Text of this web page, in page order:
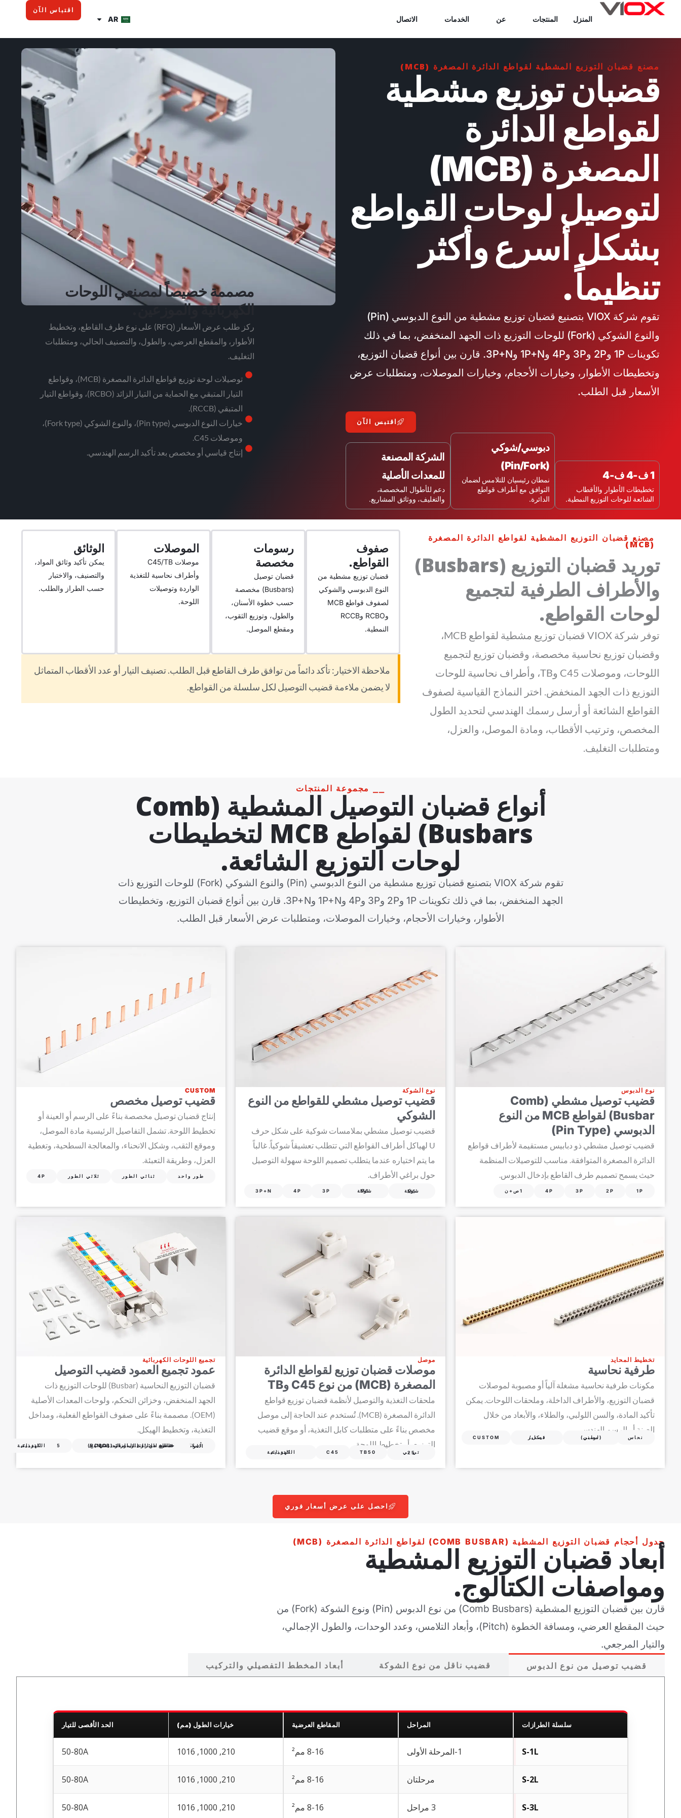
تخطي
المحتوى
المنزل المنتجات عن الخدمات الاتصال AR
اقتباس الآن
مصنع قضبان التوزيع المشطية لقواطع الدائرة المصغرة (MCB)
قضبان توزيع مشطية
لقواطع الدائرة
المصغرة (MCB)
لتوصيل لوحات القواطع
بشكل أسرع وأكثر
تنظيماً.
تقوم شركة VIOX بتصنيع قضبان توزيع مشطية من النوع الدبوسي (Pin)
والنوع الشوكي (Fork) للوحات التوزيع ذات الجهد المنخفض، بما في ذلك
تكوينات 1P و2P و3P و4P و1P+N و3P+N. قارن بين أنواع قضبان التوزيع،
وتخطيطات الأطوار، وخيارات الأحجام، وخيارات الموصلات، ومتطلبات عرض
الأسعار قبل الطلب.
اقتبس الآن
1 ف-4 ف-4
تخطيطات الأطوار والأقطاب
الشائعة للوحات التوزيع النمطية.
دبوسي/شوكي
(Pin/Fork)
نمطان رئيسيان للتلامس لضمان
التوافق مع أطراف قواطع
الدائرة.
الشركة المصنعة
للمعدات الأصلية
دعم للأطوال المخصصة،
والتغليف، ووثائق المشاريع.
مصممة خصيصاً لمصنعي اللوحات
الكهربائية والموزعين.
ركز طلب عرض الأسعار (RFQ) على نوع طرف القاطع، وتخطيط
الأطوار، والمقطع العرضي، والطول، والتصنيف الحالي، ومتطلبات
التغليف.
توصيلات لوحة توزيع قواطع الدائرة المصغرة (MCB)، وقواطع
التيار المتبقي مع الحماية من التيار الزائد (RCBO)، وقواطع التيار
المتبقي (RCCB).
خيارات النوع الدبوسي (Pin type)، والنوع الشوكي (Fork type)،
وموصلات C45.
إنتاج قياسي أو مخصص بعد تأكيد الرسم الهندسي.
مصنع قضبان التوزيع المشطية لقواطع الدائرة المصغرة
(MCB)
توريد قضبان التوزيع (Busbars)
والأطراف الطرفية لتجميع
لوحات القواطع.
توفر شركة VIOX قضبان توزيع مشطية لقواطع MCB،
وقضبان توزيع نحاسية مخصصة، وقضبان توزيع لتجميع
اللوحات، وموصلات C45 وTB، وأطراف نحاسية للوحات
التوزيع ذات الجهد المنخفض. اختر النماذج القياسية لصفوف
القواطع الشائعة أو أرسل رسمك الهندسي لتحديد الطول
المخصص، وترتيب الأقطاب، ومادة الموصل، والعزل،
ومتطلبات التغليف.
صفوف
القواطع.
قضبان توزيع مشطية من
النوع الدبوسي والشوكي
لصفوف قواطع MCB
وRCBO وRCCB
النمطية.
رسومات
مخصصة
قضبان توصيل
(Busbars) مخصصة
حسب خطوة الأسنان،
والطول، وتوزيع الثقوب،
ومقطع الموصل.
الموصلات
موصلات C45/TB
وأطراف نحاسية للتغذية
الواردة وتوصيلات
اللوحة.
الوثائق
يمكن تأكيد وثائق المواد،
والتصنيف، والاختبار
حسب الطراز والطلب.
ملاحظة الاختيار: تأكد دائماً من توافق طرف القاطع قبل الطلب. تصنيف التيار أو عدد الأقطاب المتماثل
لا يضمن ملاءمة قضيب التوصيل لكل سلسلة من القواطع.
⎯⎯ مجموعة المنتجات أنواع قضبان التوصيل المشطية (Comb
Busbars) لقواطع MCB لتخطيطات
لوحات التوزيع الشائعة.
تقوم شركة VIOX بتصنيع قضبان توزيع مشطية من النوع الدبوسي (Pin) والنوع الشوكي (Fork) للوحات التوزيع ذات
الجهد المنخفض، بما في ذلك تكوينات 1P و2P و3P و4P و1P+N و3P+N. قارن بين أنواع قضبان التوزيع، وتخطيطات
الأطوار، وخيارات الأحجام، وخيارات الموصلات، ومتطلبات عرض الأسعار قبل الطلب.
نوع الدبوس
قضيب توصيل مشطي (Comb
Busbar) لقواطع MCB من النوع
الدبوسي (Pin Type)
قضيب توصيل مشطي ذو دبابيس مستقيمة لأطراف قواطع
الدائرة المصغرة المتوافقة. مناسب للتوصيلات المنظمة
حيث يسمح تصميم طرف القاطع بإدخال الدبوس.
1P
2P
3P
4P 1ص+ن
نوع الشوكة
قضيب توصيل مشطي للقواطع من النوع
الشوكي
قضيب توصيل مشطي بملامسات شوكية على شكل حرف
U لهياكل أطراف القواطع التي تتطلب تعشيقاً شوكياً. غالباً
ما يتم اختياره عندما يتطلب تصميم اللوحة سهولة التوصيل
حول براغي الأطراف.
شوكة M5 شوكة M6 3P
4P
3P+N
CUSTOM
قضيب توصيل مخصص
إنتاج قضبان توصيل مخصصة بناءً على الرسم أو العينة أو
تخطيط اللوحة. تشمل التفاصيل الرئيسية مادة الموصل،
وموقع الثقب، وشكل الانحناء، والمعالجة السطحية، وتغطية
العزل، وطريقة التعبئة.
طور واحد ثنائي الطور ثلاثي الطور 4P
تخطيط المحايد
طرفية نحاسية
مكونات طرفية نحاسية مشغلة آلياً أو مصبوبة لموصلات
قضبان التوزيع، والأطراف الداخلة، وملحقات اللوحات. يمكن
تأكيد المادة، والسن اللولبي، والطلاء، والأبعاد من خلال
العينة أو الرسم الهندسي.
نحاس مسنن (لولبي) نيكل/قصدير CUSTOM
موصل
موصلات قضبان توزيع لقواطع الدائرة
المصغرة (MCB) من نوع C45 وTB
ملحقات التغذية والتوصيل لأنظمة قضبان توزيع قواطع
الدائرة المصغرة (MCB). تُستخدم عند الحاجة إلى موصل
مخصص بناءً على متطلبات كابل التغذية، أو موقع قضيب
التوزيع، أو تخطيط اللوحة.
تي بي 25 TB50
C45 التغذية الكهربائية
تجميع اللوحات الكهربائية
عمود تجميع العمود قضيب التوصيل
قضبان التوزيع النحاسية (Busbar) للوحات التوزيع ذات
الجهد المنخفض، وخزائن التحكم، ولوحات المعدات الأصلية
(OEM). مصممة بناءً على صفوف القواطع الفعلية، ومداخل
التغذية، وتخطيط الهيكل.
أسلاك اللوحة قاطع الدائرة المصغر (MCB) / قاطع دائرة التيار المتبقي مع حماية من التيار الزائد (RCBO) C45 التغذية الكهربائية
احصل على عرض أسعار فوري
جدول أحجام قضبان التوزيع المشطية (COMB BUSBAR) لقواطع الدائرة المصغرة (MCB)
أبعاد قضبان التوزيع المشطية
ومواصفات الكتالوج.
قارن بين قضبان التوزيع المشطية (Comb Busbars) من نوع الدبوس (Pin) ونوع الشوكة (Fork) من
حيث المقطع العرضي، ومسافة الخطوة (Pitch)، وأبعاد التلامس، وعدد الوحدات، والطول الإجمالي،
والتيار المرجعي.
قضيب توصيل من نوع الدبوس قضيب ناقل من نوع الشوكة أبعاد المخطط التفصيلي والتركيب
سلسلة الطرازات المراحل المقاطع العرضية خيارات الطول (مم) الحد الأقصى للتيار
S-1L 1-المرحلة الأولى 8-16 مم² 210, 1000, 1016
50-80A
S-2L مرحلتان 8-16 مم² 210, 1000, 1016
50-80A
S-3L 3 مراحل 8-16 مم² 210, 1000, 1016
50-80A